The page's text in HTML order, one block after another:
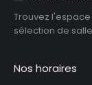
Trouvez
sélection de
Nos horaires